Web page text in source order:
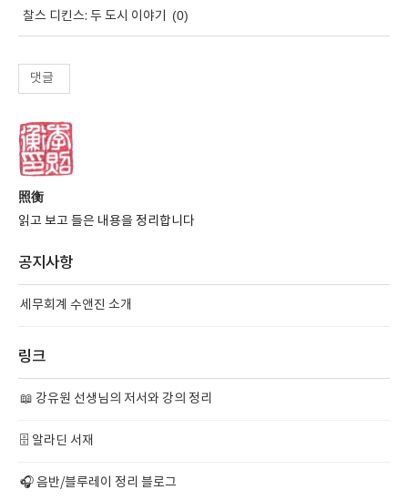
찰스 디킨스: 두 도시 이야기 (0)
댓글
照衡
읽고 보고 들은 내용을 정리합니다
공지사항
세무회계 수앤진 소개
링크
📖 강유원 선생님의 저서와 강의 정리
🗄️ 알라딘 서재
🎧 음반/블루레이 정리 블로그